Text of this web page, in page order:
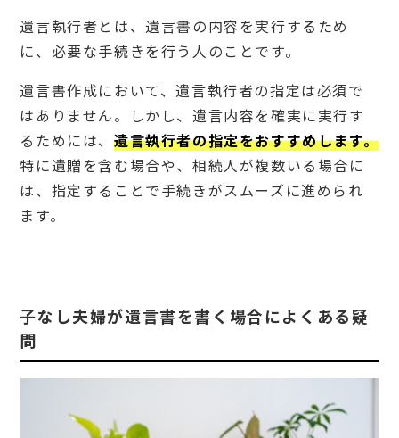
遺言執行者とは、遺言書の内容を実行するため
に、必要な手続きを行う人のことです。
遺言書作成において、遺言執行者の指定は必須で
はありません。しかし、遺言内容を確実に実行す
るためには、 遺言執行者の指定をおすすめします。
特に遺贈を含む場合や、相続人が複数いる場合に
は、指定することで手続きがスムーズに進められ
ます。
子なし夫婦が遺言書を書く場合によくある疑
問